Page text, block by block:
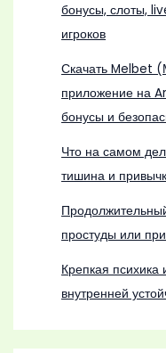
бонусы, слоты,
игроков
Скачать Melbet
приложение на
бонусы и
Что на самом
тишина и
простуды или
Крепкая
внутренней